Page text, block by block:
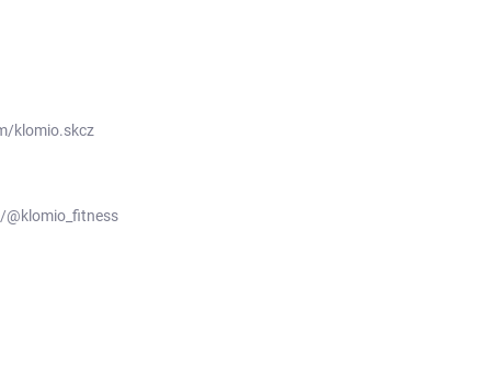
klomio.skcz